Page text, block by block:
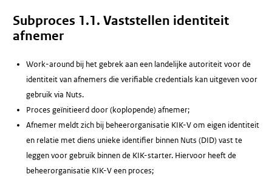
Subproces 1.1. Vaststellen identiteit
afnemer
Work-around bij het gebrek aan een landelijke autoriteit voor de
identiteit van afnemers die verifiable credentials kan uitgeven voor
gebruik via Nuts.
Proces geïnitieerd door (koplopende) afnemer;
Afnemer meldt zich bij beheerorganisatie KIK-V om eigen identiteit
en relatie met diens unieke identifier binnen Nuts (DID) vast te
leggen voor gebruik binnen de KIK-starter. Hiervoor heeft de
beheerorganisatie KIK-V een proces;